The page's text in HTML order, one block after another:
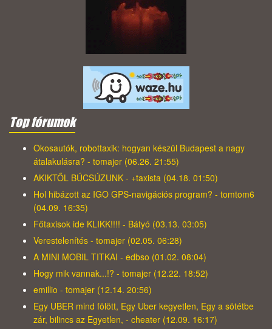
Top fórumok
Okosautók, robottaxik: hogyan készül Budapest a nagy
átalakulásra? - tomajer (06.26. 21:55)
AKIKTŐL BÚCSÚZUNK - +taxista (04.18. 01:50)
Hol hibázott az IGO GPS-navigációs program? - tomtom6
(04.09. 16:35)
Főtaxisok ide KLIKK!!!! - Bátyó (03.13. 03:05)
Verestelenítés - tomajer (02.05. 06:28)
A MINI MOBIL TITKAI - edbso (01.02. 08:04)
Hogy mik vannak...!? - tomajer (12.22. 18:52)
emillio - tomajer (12.14. 20:56)
Egy UBER mind fölött, Egy Uber kegyetlen, Egy a sötétbe
zár, bilincs az Egyetlen, - cheater (12.09. 16:17)